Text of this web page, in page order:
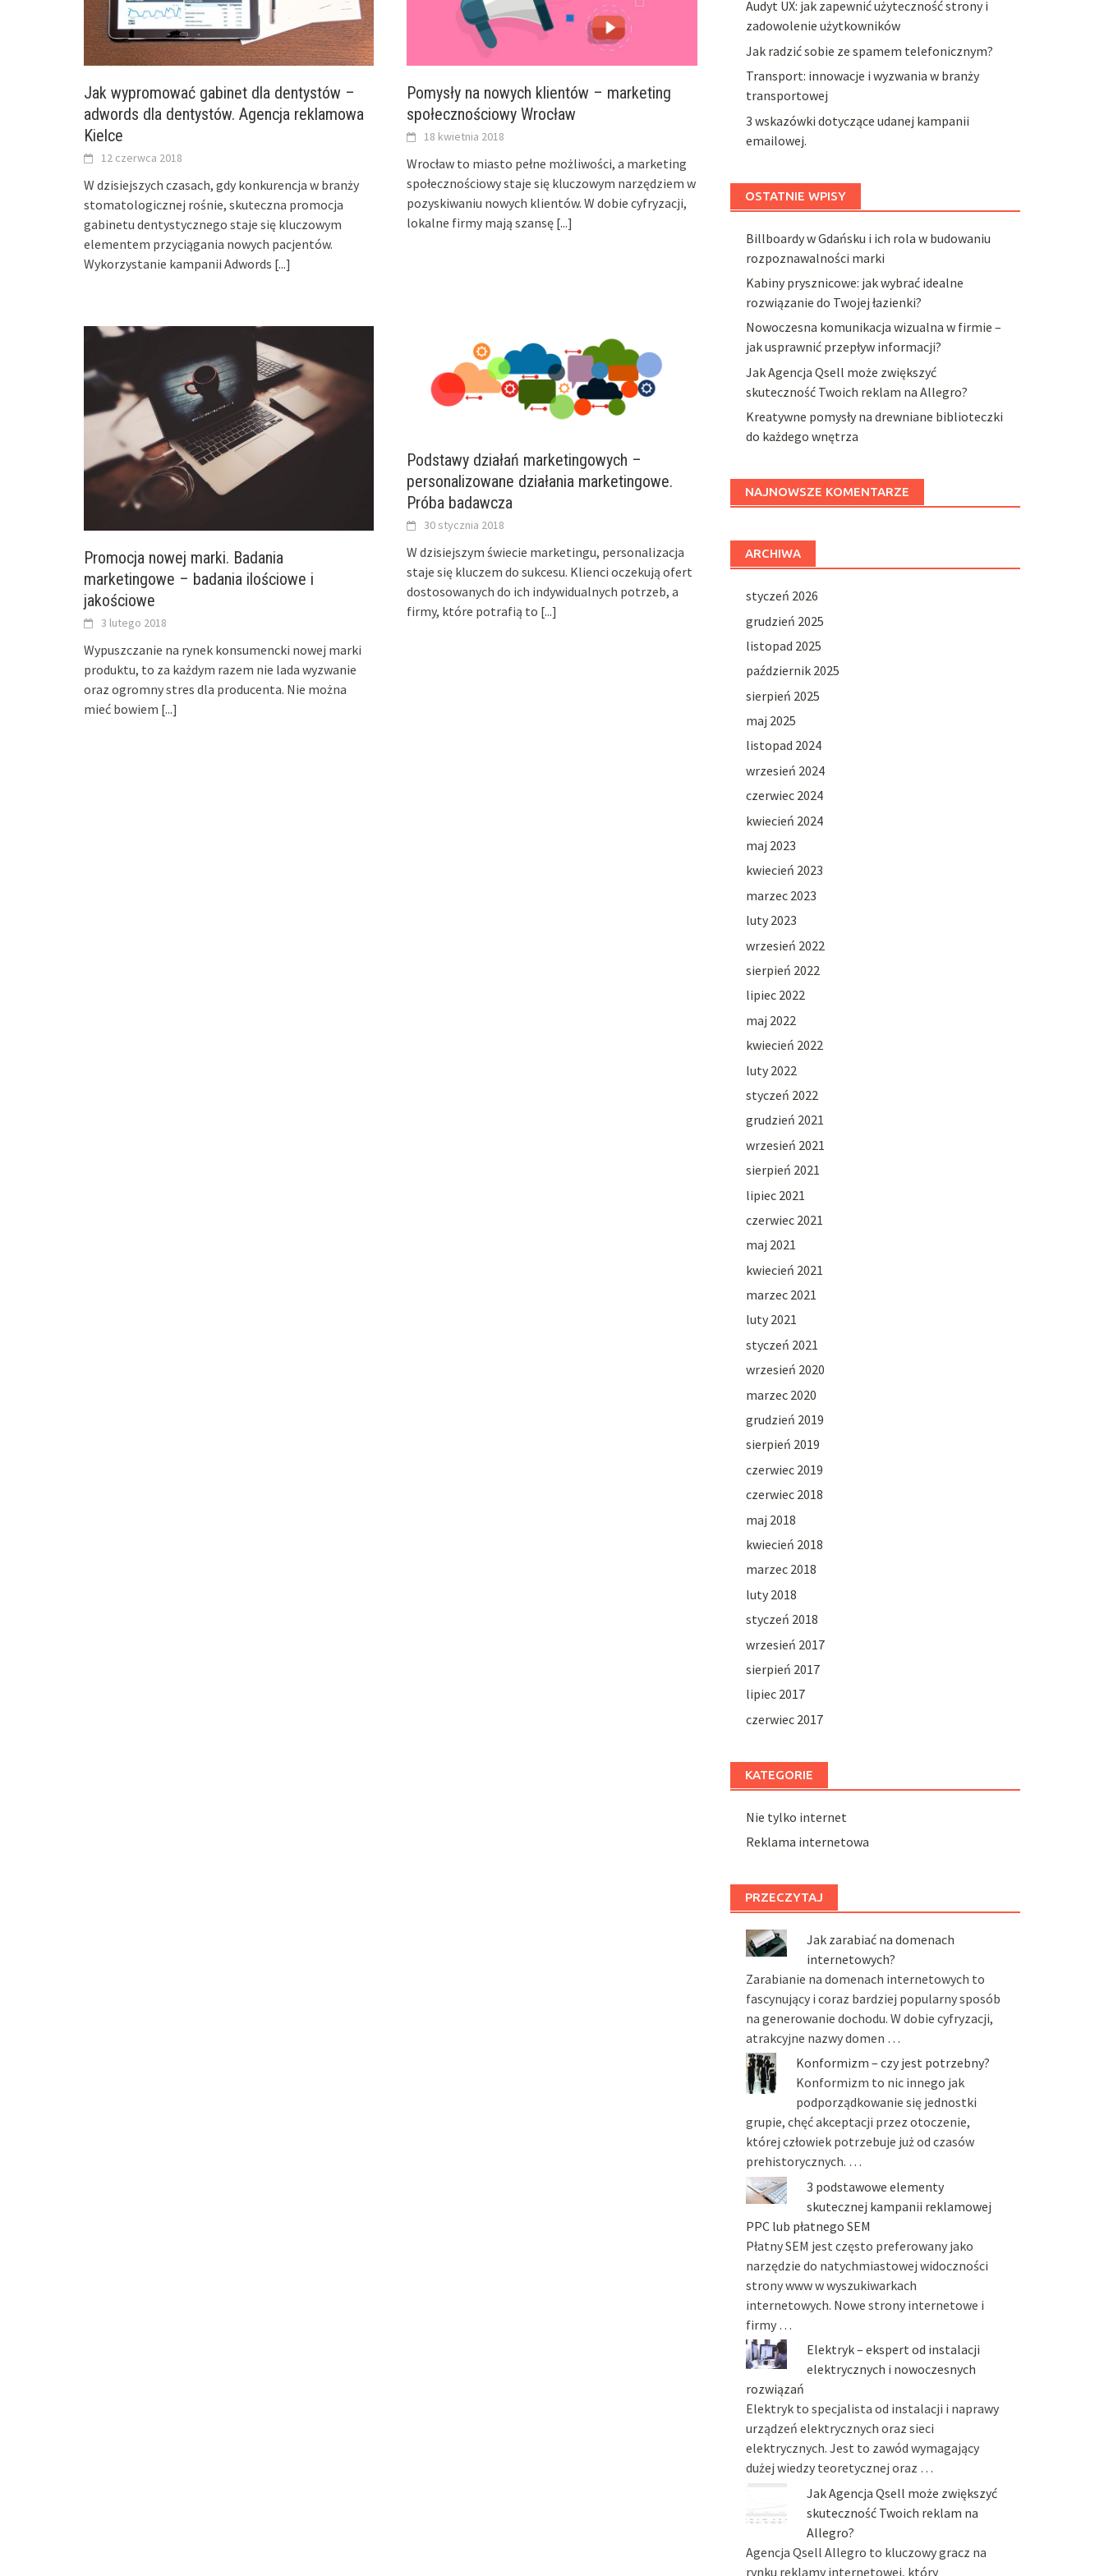
Jak wypromować gabinet dla dentystów –
adwords dla dentystów. Agencja reklamowa
Kielce
12 czerwca 2018
W dzisiejszych czasach, gdy konkurencja w branży
stomatologicznej rośnie, skuteczna promocja
gabinetu dentystycznego staje się kluczowym
elementem przyciągania nowych pacjentów.
Wykorzystanie kampanii Adwords [...]
Pomysły na nowych klientów – marketing
społecznościowy Wrocław
18 kwietnia 2018
Wrocław to miasto pełne możliwości, a marketing
społecznościowy staje się kluczowym narzędziem w
pozyskiwaniu nowych klientów. W dobie cyfryzacji,
lokalne firmy mają szansę [...]
Promocja nowej marki. Badania
marketingowe – badania ilościowe i
jakościowe
3 lutego 2018
Wypuszczanie na rynek konsumencki nowej marki
produktu, to za każdym razem nie lada wyzwanie
oraz ogromny stres dla producenta. Nie można
mieć bowiem [...]
Podstawy działań marketingowych –
personalizowane działania marketingowe.
Próba badawcza
30 stycznia 2018
W dzisiejszym świecie marketingu, personalizacja
staje się kluczem do sukcesu. Klienci oczekują ofert
dostosowanych do ich indywidualnych potrzeb, a
firmy, które potrafią to [...]
Audyt UX: jak zapewnić użyteczność strony i
zadowolenie użytkowników
Jak radzić sobie ze spamem telefonicznym?
Transport: innowacje i wyzwania w branży
transportowej
3 wskazówki dotyczące udanej kampanii
emailowej.
OSTATNIE WPISY
Billboardy w Gdańsku i ich rola w budowaniu
rozpoznawalności marki
Kabiny prysznicowe: jak wybrać idealne
rozwiązanie do Twojej łazienki?
Nowoczesna komunikacja wizualna w firmie –
jak usprawnić przepływ informacji?
Jak Agencja Qsell może zwiększyć
skuteczność Twoich reklam na Allegro?
Kreatywne pomysły na drewniane biblioteczki
do każdego wnętrza
NAJNOWSZE KOMENTARZE
ARCHIWA
styczeń 2026
grudzień 2025
listopad 2025
październik 2025
sierpień 2025
maj 2025
listopad 2024
wrzesień 2024
czerwiec 2024
kwiecień 2024
maj 2023
kwiecień 2023
marzec 2023
luty 2023
wrzesień 2022
sierpień 2022
lipiec 2022
maj 2022
kwiecień 2022
luty 2022
styczeń 2022
grudzień 2021
wrzesień 2021
sierpień 2021
lipiec 2021
czerwiec 2021
maj 2021
kwiecień 2021
marzec 2021
luty 2021
styczeń 2021
wrzesień 2020
marzec 2020
grudzień 2019
sierpień 2019
czerwiec 2019
czerwiec 2018
maj 2018
kwiecień 2018
marzec 2018
luty 2018
styczeń 2018
wrzesień 2017
sierpień 2017
lipiec 2017
czerwiec 2017
KATEGORIE
Nie tylko internet
Reklama internetowa
PRZECZYTAJ
Jak zarabiać na domenach
internetowych?
Zarabianie na domenach internetowych to
fascynujący i coraz bardziej popularny sposób
na generowanie dochodu. W dobie cyfryzacji,
atrakcyjne nazwy domen …
Konformizm – czy jest potrzebny?
Konformizm to nic innego jak
podporządkowanie się jednostki
grupie, chęć akceptacji przez otoczenie,
której człowiek potrzebuje już od czasów
prehistorycznych. …
3 podstawowe elementy
skutecznej kampanii reklamowej
PPC lub płatnego SEM
Płatny SEM jest często preferowany jako
narzędzie do natychmiastowej widoczności
strony www w wyszukiwarkach
internetowych. Nowe strony internetowe i
firmy …
Elektryk – ekspert od instalacji
elektrycznych i nowoczesnych
rozwiązań
Elektryk to specjalista od instalacji i naprawy
urządzeń elektrycznych oraz sieci
elektrycznych. Jest to zawód wymagający
dużej wiedzy teoretycznej oraz …
Jak Agencja Qsell może zwiększyć
skuteczność Twoich reklam na
Allegro?
Agencja Qsell Allegro to kluczowy gracz na
rynku reklamy internetowej, który